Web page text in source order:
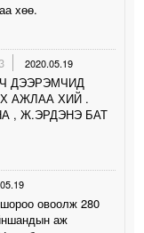
хөө.
2020.05.19
ДЭЭРЭМЧИД
АЖЛАА ХИЙ .
, Ж.ЭРДЭНЭ БАТ
овоолж 280
аж